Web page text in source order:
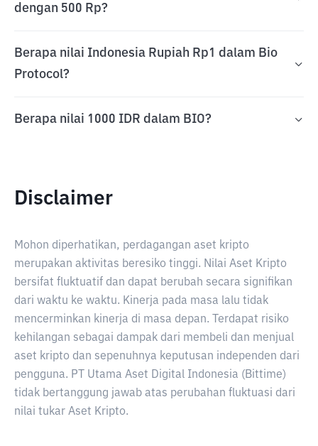
dengan 500 Rp?
Berapa nilai Indonesia Rupiah Rp1 dalam Bio
Protocol?
Berapa nilai 1000 IDR dalam BIO?
Disclaimer
Mohon diperhatikan, perdagangan aset kripto
merupakan aktivitas beresiko tinggi. Nilai Aset Kripto
bersifat fluktuatif dan dapat berubah secara signifikan
dari waktu ke waktu. Kinerja pada masa lalu tidak
mencerminkan kinerja di masa depan. Terdapat risiko
kehilangan sebagai dampak dari membeli dan menjual
aset kripto dan sepenuhnya keputusan independen dari
pengguna. PT Utama Aset Digital Indonesia (Bittime)
tidak bertanggung jawab atas perubahan fluktuasi dari
nilai tukar Aset Kripto.